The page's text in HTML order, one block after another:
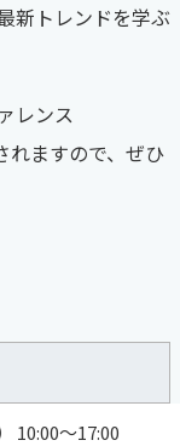
新トレンドを学ぶ
レンス
れますので、ぜひ
10:00〜17:00